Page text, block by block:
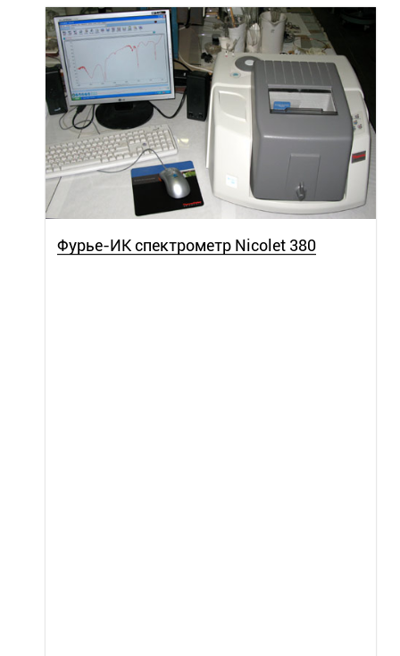
Фурье-ИК спектрометр Nicolet 380